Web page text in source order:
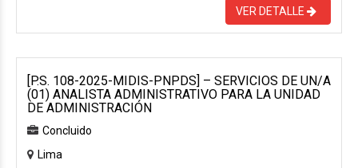
VER DETALLE
[P.S. 108-2025-MIDIS-PNPDS] – SERVICIOS DE UN/A
(01) ANALISTA ADMINISTRATIVO PARA LA UNIDAD
DE ADMINISTRACIÓN
Concluido
Lima